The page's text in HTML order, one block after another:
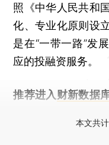
照《中华人民共和
化、专业化原则设
是在“一带一路”发
应的投融资服务。
推荐进入 财新数据
本文共